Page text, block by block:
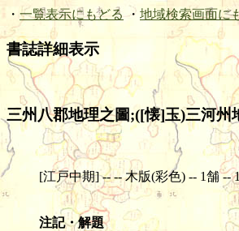
・ 一覧表示にもどる ・ 地域検索画面に
書誌詳細表示
三州八郡地理之圖;([懐]玉)三河
[江戸中期] -- -- 木版(彩色) -- 1舗 --
注記・解題